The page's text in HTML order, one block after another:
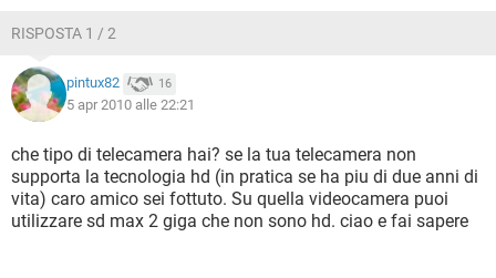
RISPOSTA 1 / 2
pintux82 16
5 apr 2010 alle 22:21
che tipo di telecamera hai? se la tua telecamera non
supporta la tecnologia hd (in pratica se ha piu di due anni di
vita) caro amico sei fottuto. Su quella videocamera puoi
utilizzare sd max 2 giga che non sono hd. ciao e fai sapere